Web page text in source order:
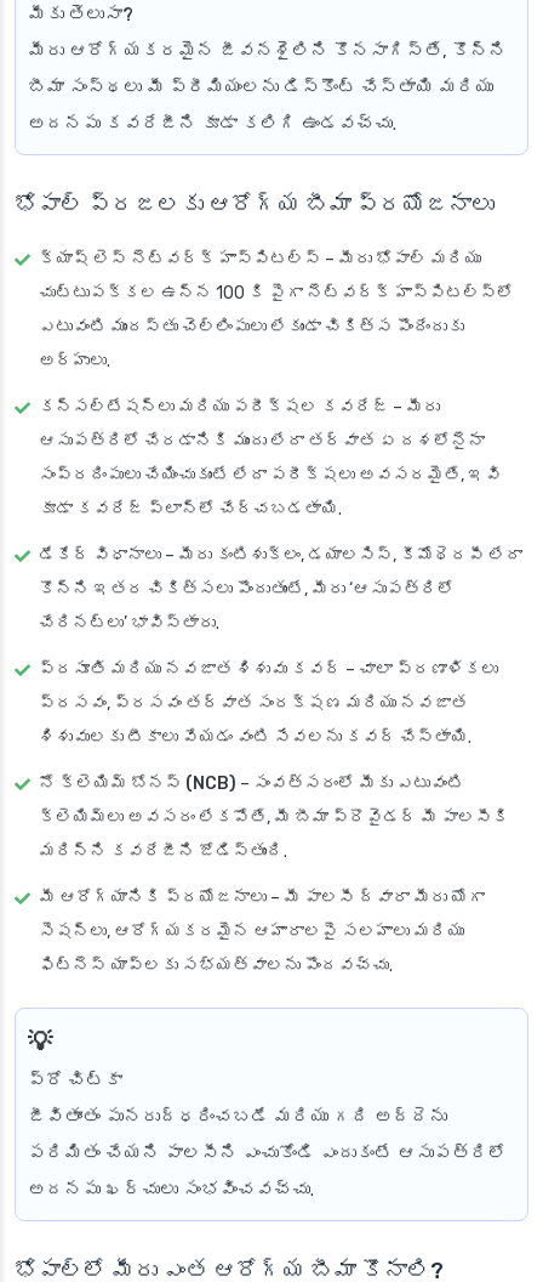
మీకు తెలుసా?
మీరు ఆరోగ్యకరమైన జీవనశైలిని కొనసాగిస్తే, కొన్ని
బీమా సంస్థలు మీ ప్రీమియంలను డిస్కౌంట్ చేస్తాయి మరియు
అదనపు కవరేజీని కూడా కలిగి ఉండవచ్చు.
భోపాల్ ప్రజలకు ఆరోగ్య బీమా ప్రయోజనాలు
క్యాష్ లెస్ నెట్‌వర్క్ హాస్పిటల్స్ – మీరు భోపాల్ మరియు
చుట్టుపక్కల ఉన్న 100 కి పైగా నెట్‌వర్క్ హాస్పిటల్స్‌లో
ఎటువంటి ముందస్తు చెల్లింపులు లేకుండా చికిత్స పొందేందుకు
అర్హులు.
కన్సల్టేషన్లు మరియు పరీక్షల కవరేజ్ – మీరు
ఆసుపత్రిలో చేరడానికి ముందు లేదా తర్వాత ఏ దశలోనైనా
సంప్రదింపులు చేయించుకుంటే లేదా పరీక్షలు అవసరమైతే, ఇవి
కూడా కవరేజ్ ప్లాన్‌లో చేర్చబడతాయి.
డేకేర్ విధానాలు – మీరు కంటిశుక్లం, డయాలసిస్, కీమోథెరపీ లేదా
కొన్ని ఇతర చికిత్సలు పొందుతుంటే, మీరు ‘ఆసుపత్రిలో
చేరినట్లు’ భావిస్తారు.
ప్రసూతి మరియు నవజాత శిశువు కవర్ – చాలా ప్రణాళికలు
ప్రసవం, ప్రసవం తర్వాత సంరక్షణ మరియు నవజాత
శిశువులకు టీకాలు వేయడం వంటి సేవలను కవర్ చేస్తాయి.
నో క్లెయిమ్ బోనస్ (NCB) – సంవత్సరంలో మీకు ఎటువంటి
క్లెయిమ్‌లు అవసరం లేకపోతే, మీ బీమా ప్రొవైడర్ మీ పాలసీకి
మరిన్ని కవరేజీని జోడిస్తుంది.
మీ ఆరోగ్యానికి ప్రయోజనాలు – మీ పాలసీ ద్వారా మీరు యోగా
సెషన్‌లు, ఆరోగ్యకరమైన ఆహారాలపై సలహాలు మరియు
ఫిట్‌నెస్ యాప్‌లకు సభ్యత్వాలను పొందవచ్చు.
ప్రో చిట్కా
జీవితాంతం పునరుద్ధరించబడే మరియు గది అద్దెను
పరిమితం చేయని పాలసీని ఎంచుకోండి ఎందుకంటే ఆసుపత్రిలో
అదనపు ఖర్చులు సంభవించవచ్చు.
భోపాల్‌లో మీరు ఎంత ఆరోగ్య బీమా కొనాలి?